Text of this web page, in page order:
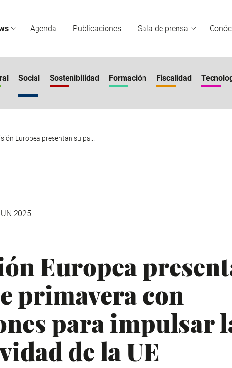
Agenda Publicaciones Sala de prensa
Social Sostenibilidad Formación Fiscalidad
Europea presentan su pa...
2025
Europea
primavera con
para impulsar
de la UE